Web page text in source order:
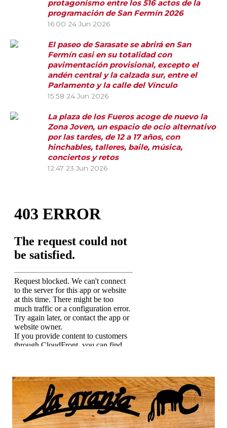
protagonismo entre los 516 actos de la
programación de San Fermín 2026
16:00 24 Jun 2026
El paseo de Sarasate se abrirá en San
Fermín casi en su totalidad con
pavimentación provisional, excepto el
andén central y la calzada sur, entre el
Parlamento y la calle del Vínculo
15:58 24 Jun 2026
La plaza de los Fueros acoge de nuevo la
Zona Joven, un espacio de ocio alternativo
por las tardes, de 12 a 17 años, con
hinchables, talleres, baile, música,
conciertos y retos
12:47 23 Jun 2026